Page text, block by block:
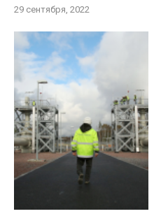
29 сентября, 2022